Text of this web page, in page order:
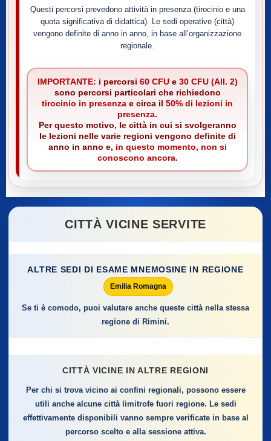
Questi percorsi prevedono attività in presenza (tirocinio e una
quota significativa di didattica). Le sedi operative (città)
vengono definite di anno in anno, in base all’organizzazione
regionale.
IMPORTANTE: i percorsi 60 CFUe 30 CFU (All. 2)
sono percorsi particolari che richiedono
tirocinio in presenza e circa il 50% di lezioni in
presenza.
Per questo motivo, le città in cui si svolgeranno
le lezioni nelle varie regioni vengono definite di
anno in anno e, in questo momento, non si
conoscono ancora.
CITTÀ VICINE SERVITE
ALTRE SEDI DI ESAME MNEMOSINE IN REGIONE
Emilia Romagna
Se ti è comodo, puoi valutare anche queste città nella stessa
regione di Rimini.
CITTÀ VICINE IN ALTRE REGIONI
Per chi si trova vicino ai confini regionali, possono essere
utili anche alcune città limitrofe fuori regione. Le sedi
effettivamente disponibili vanno sempre verificate in base al
percorso scelto e alla sessione attiva.